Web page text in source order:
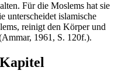
Für die Moslems hat sie
unterscheidet islamische
reinigt den Körper und
1961, S. 120f.).